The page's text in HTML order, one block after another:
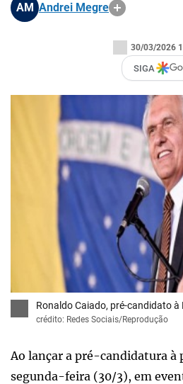
AM Andrei Megre
30/03/2026
SIGA
Ronaldo Caiado, pré-candidato à
crédito: Redes Sociais/Reprodução
Ao lançar a pré-candidatura à
segunda-feira (30/3), em